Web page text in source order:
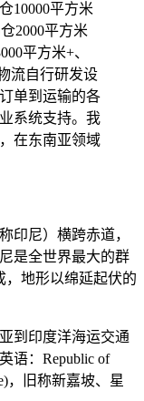
10000平方米
2000平方米
平方米+、
流自行研发设
单到运输的各
系统支持。我
在东南亚领域
尼）横跨赤道，
是全世界最大的群
，地形以绵延起伏的
到印度洋海运交通
语：Republic of
，旧称新嘉坡、星